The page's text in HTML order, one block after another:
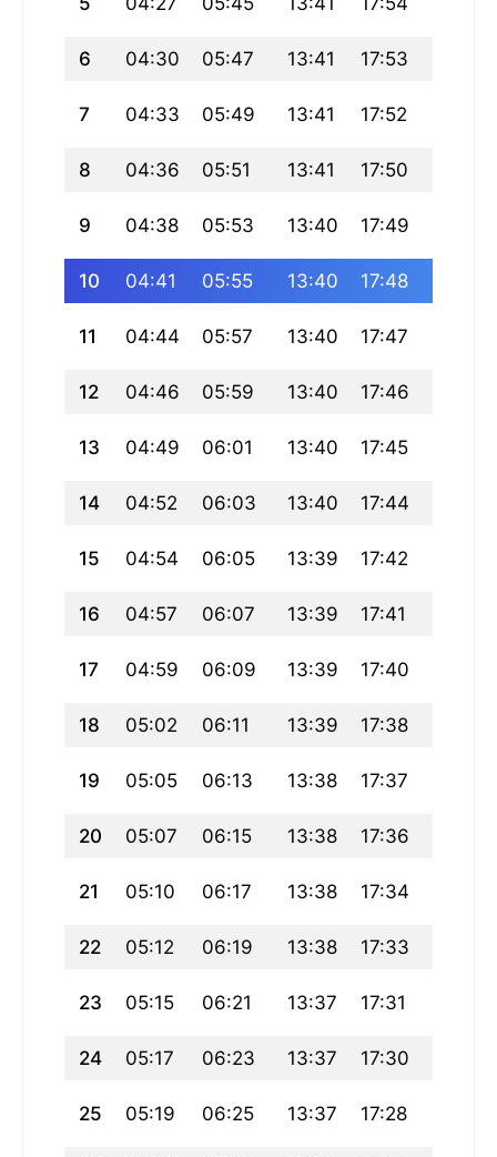
6 04:30 05:47 13:41 17:53
7 04:33 05:49 13:41 17:52
8 04:36 05:51 13:41 17:50
9 04:38 05:53 13:40 17:49
10 04:41 05:55 13:40 17:48
11 04:44 05:57 13:40 17:47
12 04:46 05:59 13:40 17:46
13 04:49 06:01 13:40 17:45
14 04:52 06:03 13:40 17:44
15 04:54 06:05 13:39 17:42
16 04:57 06:07 13:39 17:41
17 04:59 06:09 13:39 17:40
18 05:02 06:11 13:39 17:38
19 05:05 06:13 13:38 17:37
20 05:07 06:15 13:38 17:36
21 05:10 06:17 13:38 17:34
22 05:12 06:19 13:38 17:33
23 05:15 06:21 13:37 17:31
24 05:17 06:23 13:37 17:30
25 05:19 06:25 13:37 17:28